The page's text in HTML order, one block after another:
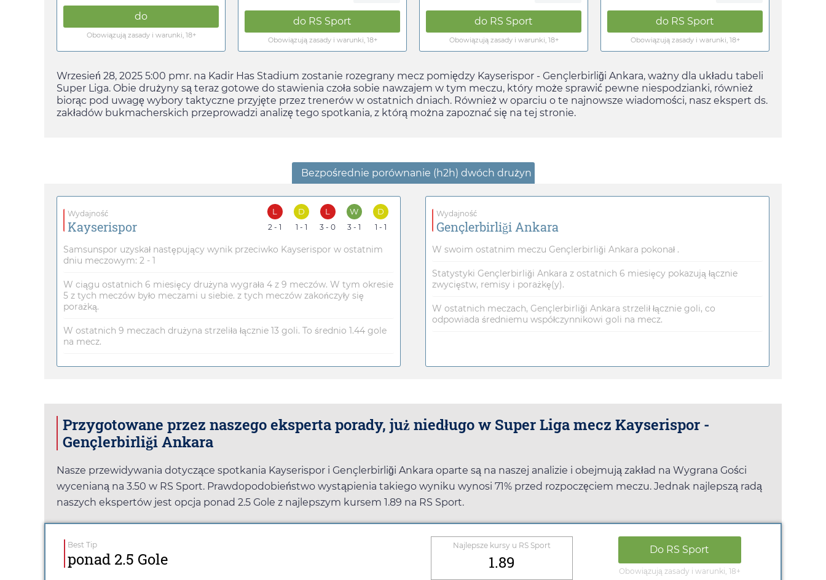
do
Obowiązują zasady i warunki, 18+
do RS Sport
Obowiązują zasady i warunki, 18+
do RS Sport
Obowiązują zasady i warunki, 18+
do RS Sport
Obowiązują zasady i warunki, 18+
Wrzesień 28, 2025 5:00 pmr. na Kadir Has Stadium zostanie rozegrany mecz pomiędzy Kayserispor - Gençlerbirliği Ankara, ważny dla układu tabeli
Super Liga. Obie drużyny są teraz gotowe do stawienia czoła sobie nawzajem w tym meczu, który może sprawić pewne niespodzianki, również
biorąc pod uwagę wybory taktyczne przyjęte przez trenerów w ostatnich dniach. Również w oparciu o te najnowsze wiadomości, nasz ekspert ds.
zakładów bukmacherskich przeprowadzi analizę tego spotkania, z którą można zapoznać się na tej stronie.
Bezpośrednie porównanie (h2h) dwóch drużyn
Wydajność
Kayserispor
L
2 - 1
D
1 - 1
L
3 - 0
W
3 - 1
D
1 - 1
Samsunspor uzyskał następujący wynik przeciwko Kayserispor w ostatnim
dniu meczowym: 2 - 1
W ciągu ostatnich 6 miesięcy drużyna wygrała 4 z 9 meczów. W tym okresie
5 z tych meczów było meczami u siebie. z tych meczów zakończyły się
porażką.
W ostatnich 9 meczach drużyna strzeliła łącznie 13 goli. To średnio 1.44 gole
na mecz.
Wydajność
Gençlerbirliği Ankara
W swoim ostatnim meczu Gençlerbirliği Ankara pokonał .
Statystyki Gençlerbirliği Ankara z ostatnich 6 miesięcy pokazują łącznie
zwycięstw, remisy i porażkę(y).
W ostatnich meczach, Gençlerbirliği Ankara strzelił łącznie goli, co
odpowiada średniemu współczynnikowi goli na mecz.
Przygotowane przez naszego eksperta porady, już niedługo w Super Liga mecz Kayserispor -
Gençlerbirliği Ankara
Nasze przewidywania dotyczące spotkania Kayserispor i Gençlerbirliği Ankara oparte są na naszej analizie i obejmują zakład na Wygrana Gości
wycenianą na 3.50 w RS Sport. Prawdopodobieństwo wystąpienia takiego wyniku wynosi 71% przed rozpoczęciem meczu. Jednak najlepszą radą
naszych ekspertów jest opcja ponad 2.5 Gole z najlepszym kursem 1.89 na RS Sport.
Best Tip
ponad 2.5 Gole
Najlepsze kursy u RS Sport
1.89
Do RS Sport
Obowiązują zasady i warunki, 18+